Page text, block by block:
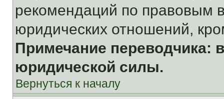
рекомендаций по правовым
юридических отношений,
Примечание переводчика:
юридической силы.
Вернуться к началу